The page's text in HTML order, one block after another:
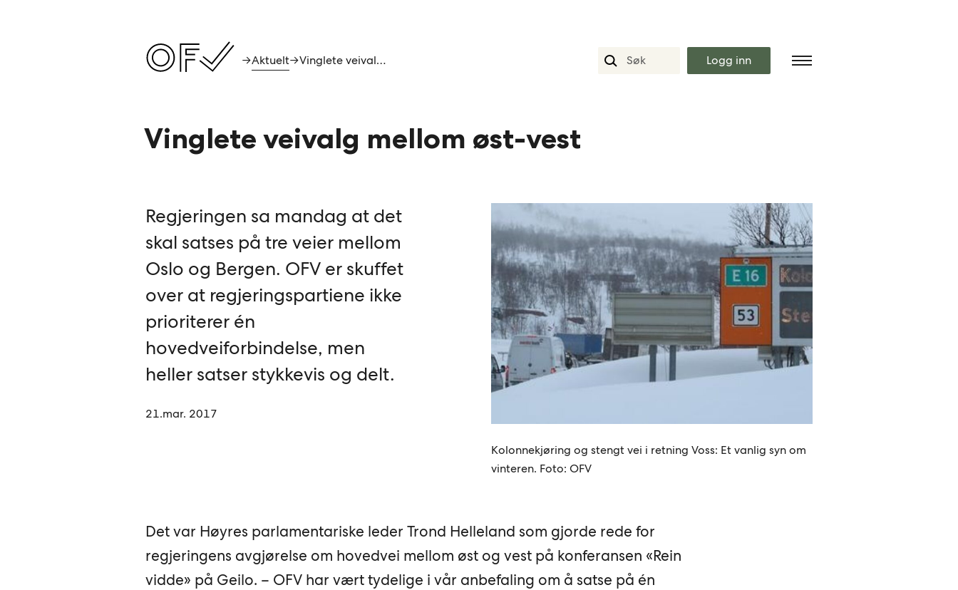
→Aktuelt→ Vinglete veivalg mellom ost vest Logg inn
Vinglete veivalg mellom øst-vest
Regjeringen sa mandag at det
skal satses på tre veier mellom
Oslo og Bergen. OFV er skuffet
over at regjeringspartiene ikke
prioriterer én
hovedveiforbindelse, men
heller satser stykkevis og delt.
21.mar. 2017
Kolonnekjøring og stengt vei i retning Voss: Et vanlig syn om
vinteren. Foto: OFV
Det var Høyres parlamentariske leder Trond Helleland som gjorde rede for
regjeringens avgjørelse om hovedvei mellom øst og vest på konferansen «Rein
vidde» på Geilo. – OFV har vært tydelige i vår anbefaling om å satse på én